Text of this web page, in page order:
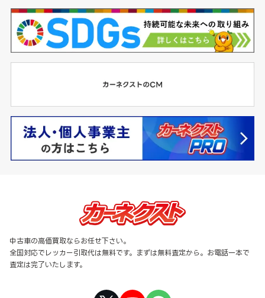
中古車の高価買取ならお任せ下さい。
全国対応でレッカー引取代は無料です。まずは無料査定から。お電話一本で
査定は完了いたします。